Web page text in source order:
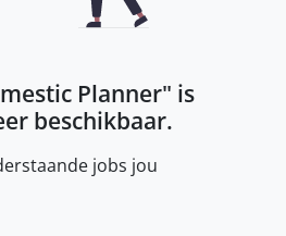
Planner" is
beschikbaar.
jobs jou